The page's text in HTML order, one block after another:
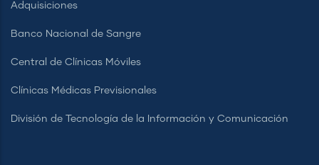
Adquisiciones
Banco Nacional de Sangre
Central de Clínicas Móviles
Clínicas Médicas Previsionales
División de Tecnología de la Información y Comunicación